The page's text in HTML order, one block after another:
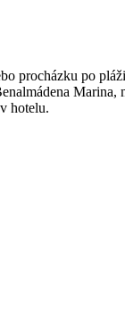
procházku po
hotelu.